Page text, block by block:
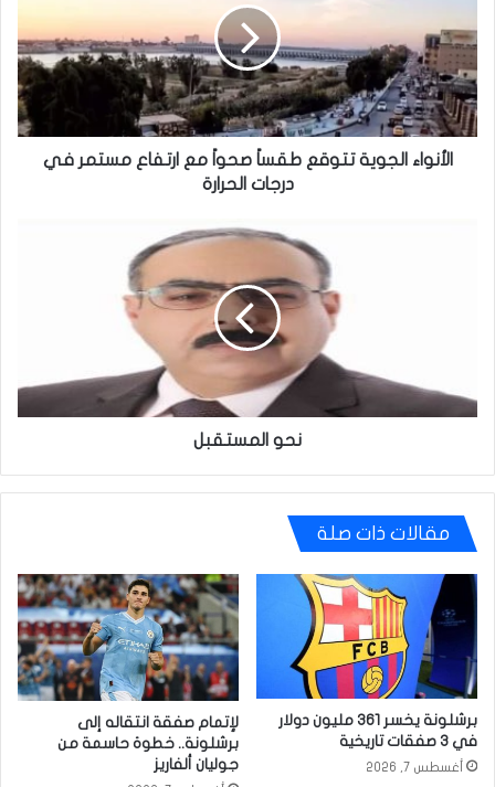
صحواً
مع
ارتفاع
مستمر
في
درجاتالأنواء الجوية تتوقع طقساً صحواً مع ارتفاع مستمر في
درجات الحرارة
نحو المستقبل
مقالات ذات صلة
برشلونة يخسر 361 مليون دولار
في 3 صفقات تاريخية
أغسطس 7, 2026
لإتمام صفقة انتقاله إلى
برشلونة.. خطوة حاسمة من
جوليان ألفاريز